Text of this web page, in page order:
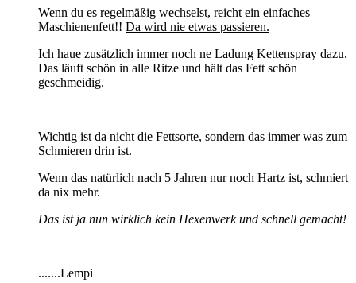
Wenn du es regelmäßig wechselst, reicht ein einfaches
Maschienenfett!! Da wird nie etwas passieren.
Ich haue zusätzlich immer noch ne Ladung Kettenspray dazu.
Das läuft schön in alle Ritze und hält das Fett schön
geschmeidig.
Wichtig ist da nicht die Fettsorte, sondern das immer was zum
Schmieren drin ist.
Wenn das natürlich nach 5 Jahren nur noch Hartz ist, schmiert
da nix mehr.
Das ist ja nun wirklich kein Hexenwerk und schnell gemacht!
.......Lempi